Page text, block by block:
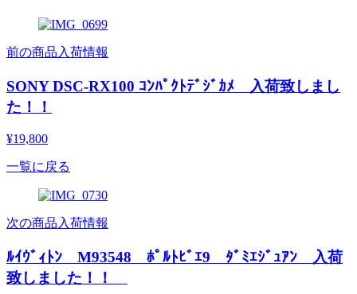
前の商品入荷情報
SONY DSC-RX100 ｺﾝﾊﾟｸﾄﾃﾞｼﾞｶﾒ 入荷致しまし
た！！
¥19,800
一覧に戻る
次の商品入荷情報
ﾙｲｳﾞｨﾄﾝ M93548 ﾎﾟﾙﾄﾋﾞｴ9 ﾀﾞﾐｴｼﾞｭｱﾝ 入荷
致しました！！